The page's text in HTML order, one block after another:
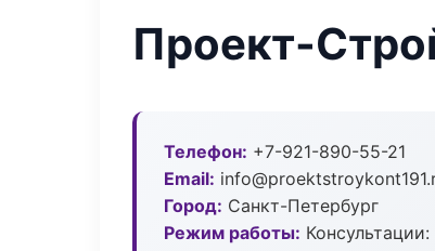
Проект-
Телефон: +7-921-890-55-21
Email:
Город: Санкт-Петербург
Режим работы: